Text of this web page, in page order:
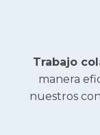
Trabajo
manera
nuestros